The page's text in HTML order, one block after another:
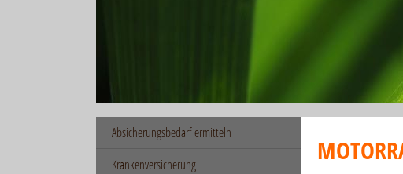
Absicherungsbedarf ermitteln
Krankenversicherung